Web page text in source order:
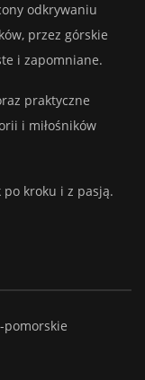
odkrywaniu
przez górskie
i zapomniane.
praktyczne
i miłośników
kroku i z pasją.
pomorskie